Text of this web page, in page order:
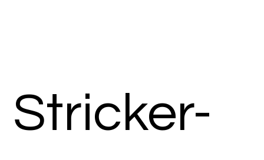
Stricker-